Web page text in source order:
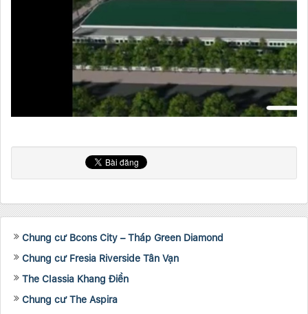
Chung cư Bcons City – Tháp Green Diamond
Chung cư Fresia Riverside Tân Vạn
The Classia Khang Điền
Chung cư The Aspira